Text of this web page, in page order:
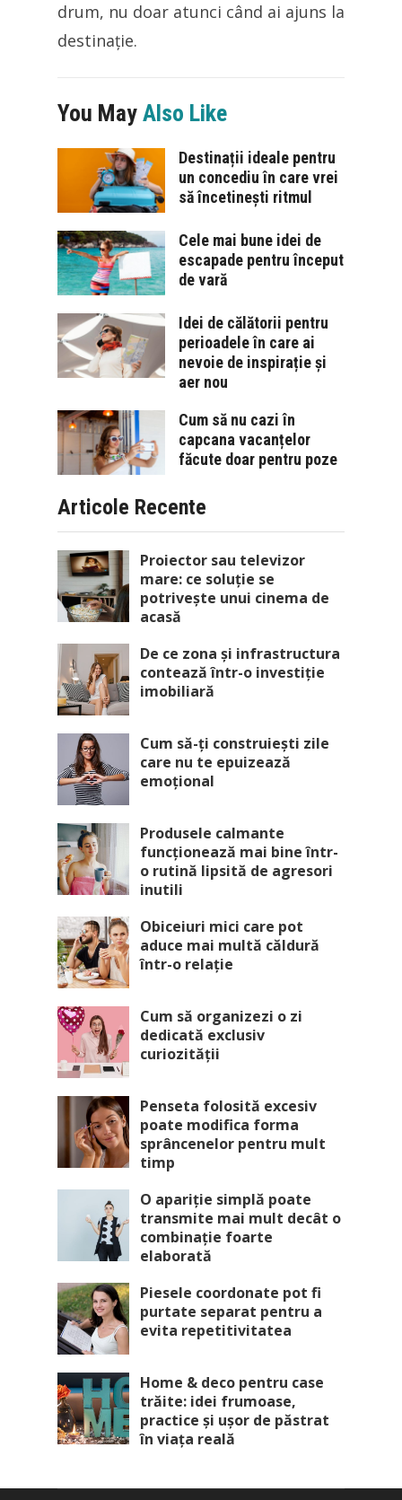
drum, nu doar atunci când ai ajuns la
destinație.
You May Also Like
Destinații ideale pentru
un concediu în care vrei
să încetinești ritmul
Cele mai bune idei de
escapade pentru început
de vară
Idei de călătorii pentru
perioadele în care ai
nevoie de inspirație și
aer nou
Cum să nu cazi în
capcana vacanțelor
făcute doar pentru poze
Articole Recente
Proiector sau televizor
mare: ce soluție se
potrivește unui cinema de
acasă
De ce zona și infrastructura
contează într-o investiție
imobiliară
Cum să-ți construiești zile
care nu te epuizează
emoțional
Produsele calmante
funcționează mai bine într-
o rutină lipsită de agresori
inutili
Obiceiuri mici care pot
aduce mai multă căldură
într-o relație
Cum să organizezi o zi
dedicată exclusiv
curiozității
Penseta folosită excesiv
poate modifica forma
sprâncenelor pentru mult
timp
O apariție simplă poate
transmite mai mult decât o
combinație foarte
elaborată
Piesele coordonate pot fi
purtate separat pentru a
evita repetitivitatea
Home & deco pentru case
trăite: idei frumoase,
practice și ușor de păstrat
în viața reală